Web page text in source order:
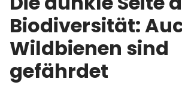
Biodiversität:
Wildbienen sind
gefährdet